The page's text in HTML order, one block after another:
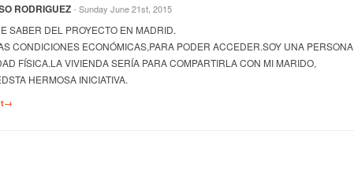
RODRIGUEZ- Sunday June 21st, 2015
SABER DEL PROYECTO EN MADRID.
CONDICIONES ECONÓMICAS,PARA PODER ACCEDER.SOY UNA PERSONA
FÍSICA.LA VIVIENDA SERÍA PARA COMPARTIRLA CON MI MARIDO,
HERMOSA INICIATIVA.